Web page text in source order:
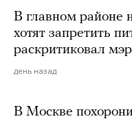
В главном районе
хотят запретить
раскритиковал
день назад
В Москве